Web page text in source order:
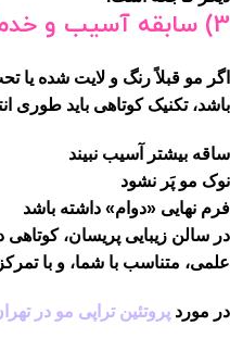
3) سابقه آسیب و خدمات قبلی
اگر مو قبلاًرنگ و لایت شده یا
باشد، تکنیک کوتاهی باید طوری
ساقه بیشتر آسیب نبیند
نوک مو پَر نشود
فرم نهایی «دوام» داشته باشد
در سالن زیبایی پریسان،
علمی، متناسب با شما، و با
در مورد پروتئین تراپی مو در